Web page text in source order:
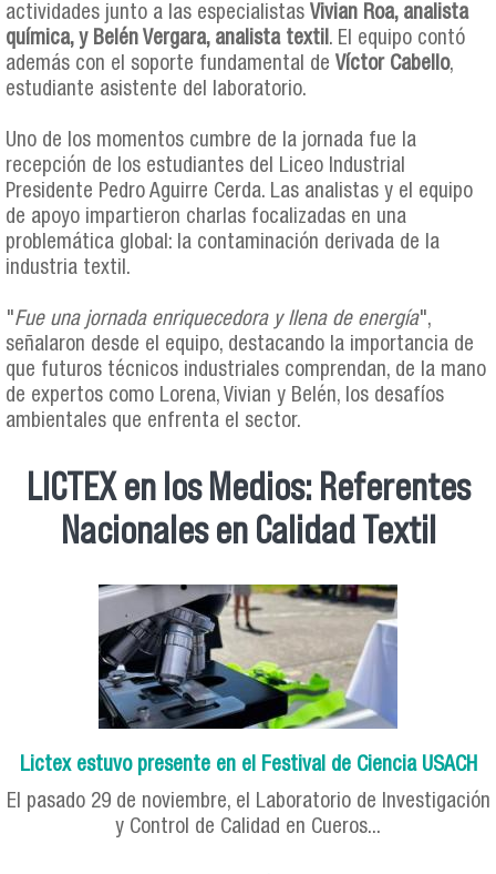
actividades junto a las especialistas Vivian Roa, analista
química, y Belén Vergara, analista textil. El equipo contó
además con el soporte fundamental de Víctor Cabello,
estudiante asistente del laboratorio.
Uno de los momentos cumbre de la jornada fue la
recepción de los estudiantes del Liceo Industrial
Presidente Pedro Aguirre Cerda. Las analistas y el equipo
de apoyo impartieron charlas focalizadas en una
problemática global: la contaminación derivada de la
industria textil.
"Fue una jornada enriquecedora y llena de energía",
señalaron desde el equipo, destacando la importancia de
que futuros técnicos industriales comprendan, de la mano
de expertos como Lorena, Vivian y Belén, los desafíos
ambientales que enfrenta el sector.
LICTEX en los Medios: Referentes
Nacionales en Calidad Textil
Lictex estuvo presente en el Festival de Ciencia USACH
El pasado 29 de noviembre, el Laboratorio de Investigación
y Control de Calidad en Cueros...